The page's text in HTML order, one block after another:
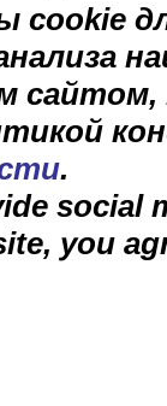
cookie
.
social
you